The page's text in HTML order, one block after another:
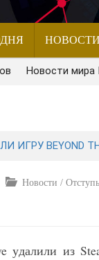
НОВОСТИ
Новости мира
ИГРУ BEYOND
Новости /
удалили из